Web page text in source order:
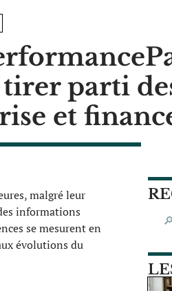
parti
et
malgré leur
informations
se mesurent en
évolutions du